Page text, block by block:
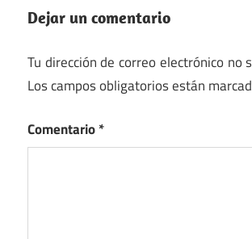
Dejar un comentario
Tu dirección de correo electrónico no
Los campos obligatorios están
Comentario*